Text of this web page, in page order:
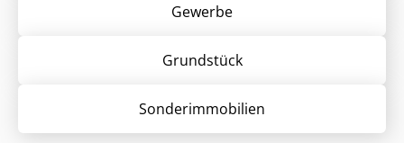
Gewerbe
Grund­stück
Sonder­immobilien